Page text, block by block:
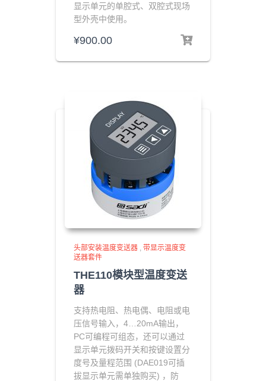
显示单元的单腔式、双腔式现场
型外壳中使用。
¥900.00
头部安装温度变送器 , 带显示温度变
送器套件
THE110模块型温度变送
器
支持热电阻、热电偶、电阻或电
压信号输入 ，4…20mA输出，
PC可编程可组态，还可以通过
显示单元拨码开关和按键设置分
度号及量程范围 (DAE019可插
拔显示单元需单独购买) ，
防